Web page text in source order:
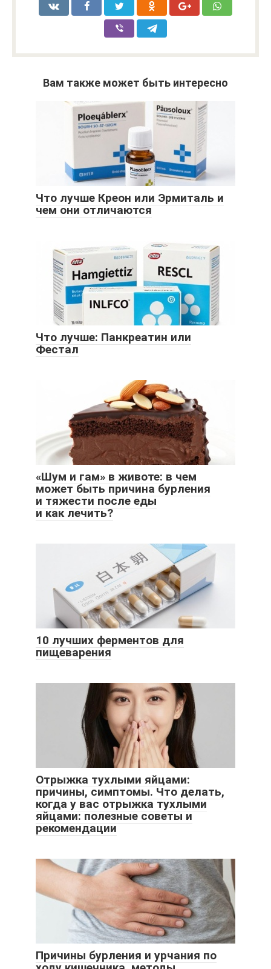
Вам также может быть интересно
Что лучше Креон или Эрмиталь и
чем они отличаются
Что лучше: Панкреатин или
Фестал
«Шум и гам» в животе: в чем
может быть причина бурления
и тяжести после еды
и как лечить?
10 лучших ферментов для
пищеварения
Отрыжка тухлыми яйцами:
причины, симптомы. Что делать,
когда у вас отрыжка тухлыми
яйцами: полезные советы и
рекомендации
Причины бурления и урчания по